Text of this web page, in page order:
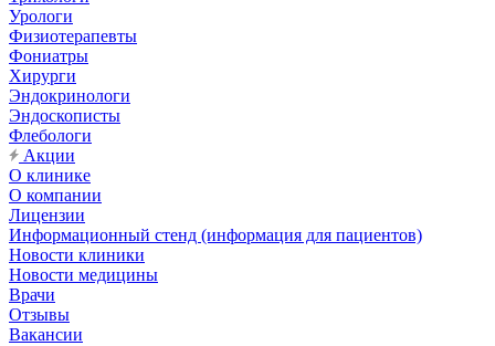
Урологи
Физиотерапевты
Фониатры
Хирурги
Эндокринологи
Эндоскописты
Флебологи
Акции
О клинике
О компании
Лицензии
Информационный стенд (информация для пациентов)
Новости клиники
Новости медицины
Врачи
Отзывы
Вакансии